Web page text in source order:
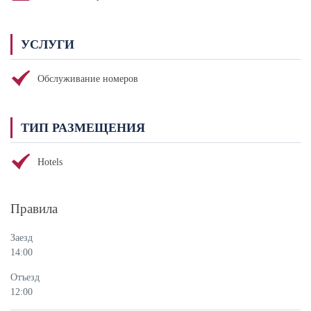
УСЛУГИ
Обслуживание номеров
ТИП РАЗМЕЩЕНИЯ
Hotels
Правила
Заезд
14:00
Отъезд
12:00